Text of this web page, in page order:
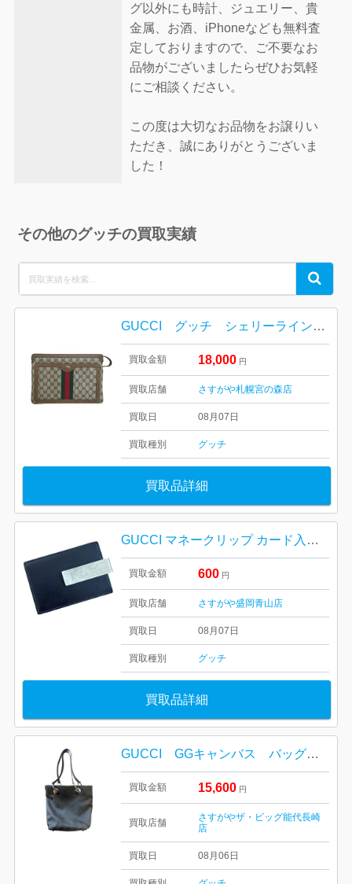
グ以外にも時計、ジュエリー、貴
金属、お酒、iPhoneなども無料査
定しておりますので、ご不要なお
品物がございましたらぜひお気軽
にご相談ください。
この度は大切なお品物をお譲りい
ただき、誠にありがとうございま
した！
その他のグッチの買取実績
for:
Search
GUCCI グッチ シェリーライン オールドグッチ ショルダーバッグ
買取金額 18,000 円
買取店舗 さすがや札幌宮の森店
買取日 08月07日
買取種別 グッチ
買取品詳細
GUCCI マネークリップ カード入れ ブランド 小物
買取金額 600 円
買取店舗 さすがや盛岡青山店
買取日 08月07日
買取種別 グッチ
買取品詳細
GUCCI GGキャンバス バッグ 買取り
買取金額 15,600 円
買取店舗
さすがやザ・ビッグ能代長崎
店
買取日 08月06日